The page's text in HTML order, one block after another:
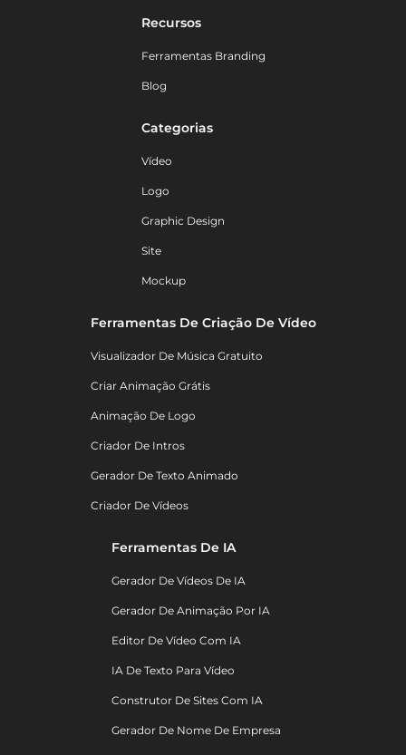
Recursos
Ferramentas Branding
Blog
Categorias
Vídeo
Logo
Graphic Design
Site
Mockup
Ferramentas De Criação De Vídeo
Visualizador De Música Gratuito
Criar Animação Grátis
Animação De Logo
Criador De Intros
Gerador De Texto Animado
Criador De Vídeos
Ferramentas De IA
Gerador De Vídeos De IA
Gerador De Animação Por IA
Editor De Vídeo Com IA
IA De Texto Para Vídeo
Construtor De Sites Com IA
Gerador De Nome De Empresa